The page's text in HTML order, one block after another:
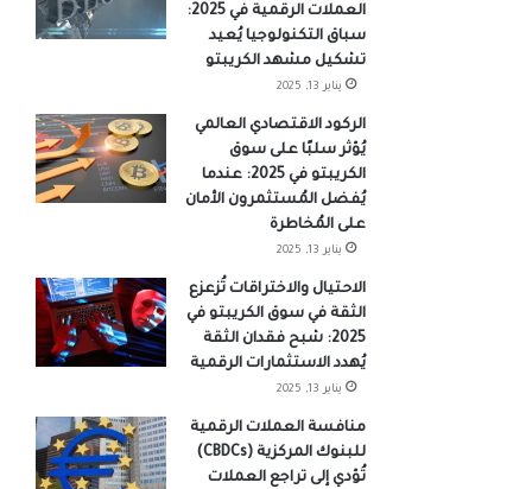
العملات الرقمية في 2025:
سباق التكنولوجيا يُعيد
تشكيل مشهد الكريبتو
يناير 13, 2025
الركود الاقتصادي العالمي
يُؤثر سلبًا على سوق
الكريبتو في 2025: عندما
يُفضل المُستثمرون الأمان
على المُخاطرة
يناير 13, 2025
الاحتيال والاختراقات تُزعزع
الثقة في سوق الكريبتو في
2025: شبح فقدان الثقة
يُهدد الاستثمارات الرقمية
يناير 13, 2025
منافسة العملات الرقمية
للبنوك المركزية (CBDCs)
تُؤدي إلى تراجع العملات